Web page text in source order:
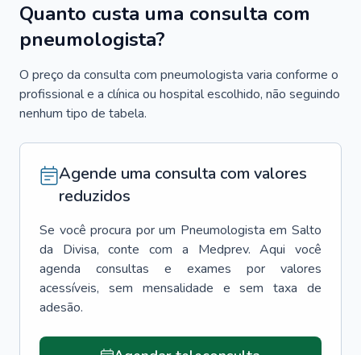
Quanto custa uma consulta com
pneumologista?
O preço da consulta com pneumologista varia conforme o
profissional e a clínica ou hospital escolhido, não seguindo
nenhum tipo de tabela.
Agende uma consulta com valores
reduzidos
Se você procura por um Pneumologista em Salto
da Divisa, conte com a Medprev. Aqui você
agenda consultas e exames por valores
acessíveis, sem mensalidade e sem taxa de
adesão.